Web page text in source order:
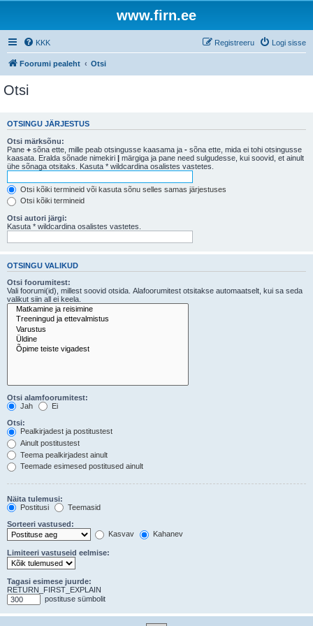
www.firn.ee
KKK Logi sisse
Registreeru
Foorumi pealeht Otsi
Otsi
OTSINGU JÄRJESTUS
Otsi märksõnu:
Pane + sõna ette, mille peab otsingusse kaasama ja - sõna ette, mida ei tohi otsingusse
kaasata. Eralda sõnade nimekiri | märgiga ja pane need sulgudesse, kui soovid, et ainult
ühe sõnaga otsitaks. Kasuta * wildcardina osalistes vastetes.
Otsi kõiki termineid või kasuta sõnu selles samas järjestuses
Otsi kõiki termineid
Otsi autori järgi:
Kasuta * wildcardina osalistes vastetes.
OTSINGU VALIKUD
Otsi foorumitest:
Vali foorumi(id), millest soovid otsida. Alafoorumitest otsitakse automaatselt, kui sa seda
valikut siin all ei keela.
Otsi alamfoorumitest:
Jah
Ei
Otsi:
Pealkirjadest ja postitustest
Ainult postitustest
Teema pealkirjadest ainult
Teemade esimesed postitused ainult
Näita tulemusi:
Postitusi
Teemasid
Sorteeri vastused:
Kasvav
Kahanev
Limiteeri vastuseid eelmise:
Tagasi esimese juurde:
RETURN_FIRST_EXPLAIN
postituse sümbolit